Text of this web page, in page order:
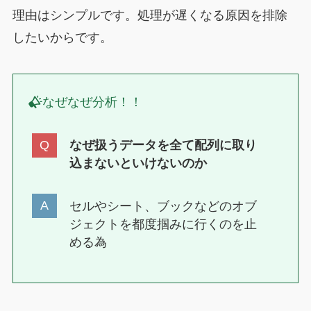
理由はシンプルです。処理が遅くなる原因を排除
したいからです。
なぜなぜ分析！！
なぜ扱うデータを全て配列に取り
込まないといけないのか
セルやシート、ブックなどのオブ
ジェクトを都度掴みに行くのを止
める為